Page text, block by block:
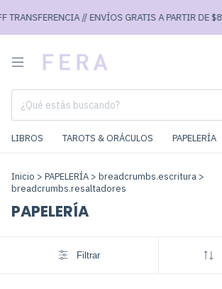
// ENVÍOS GRATIS A PARTIR DE $80.000
LIBROS TAROTS & ORÁCULOS PAPELERÍA
Inicio > PAPELERÍA > breadcrumbs.escritura >
breadcrumbs.resaltadores
PAPELERÍA
Filtrar